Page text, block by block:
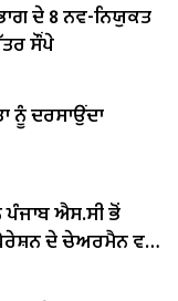
ਦੇ 8 ਨਵ-ਨਿਯੁਕਤ
ਸੌਂਪੇ
ਨੂੰ ਦਰਸਾਉਂਦਾ
ਐਸ.ਸੀ ਭੋਂ
ਦੇ ਚੇਅਰਮੈਨ ਵਜੋਂ